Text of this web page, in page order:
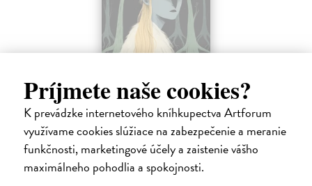
Príjmete naše cookies?
K prevádzke internetového kníhkupectva Artforum
využívame cookies slúžiace na zabezpečenie a meranie
funkčnosti, marketingové účely a zaistenie vášho
maximálneho pohodlia a spokojnosti.
Nokturna
Pérez Laura| Kniha
Ve svém díle Nokturna španělská komiksová umělkyně Laura Pérez
zkoumá melancholii a magii, jež přicházejí sesoumrakem. Mysteriózní
vyprávění propojuje záblesky ze života lidí, kteří procházejí nocí.
Zasielame do 12 dní